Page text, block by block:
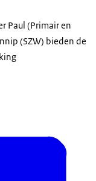
Paul (Primair en
(SZW) bieden de